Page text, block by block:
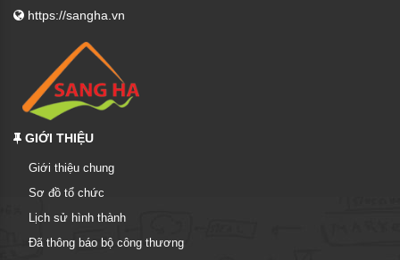
https://sangha.vn
GIỚI THIỆU
Giới thiệu chung
Sơ đồ tổ chức
Lịch sử hình thành
Đã thông báo bộ công thương